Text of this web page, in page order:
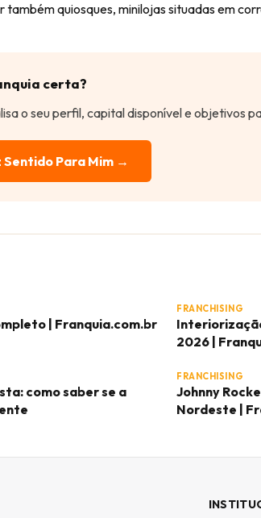
quiosques, minilojas situadas em
certa?
o seu perfil, capital disponível e objetivos
Para Mim →
| Franquia.com.br
FRANCHISING
2026 |
como saber se a
FRANCHISING
Johnny
Nordeste |